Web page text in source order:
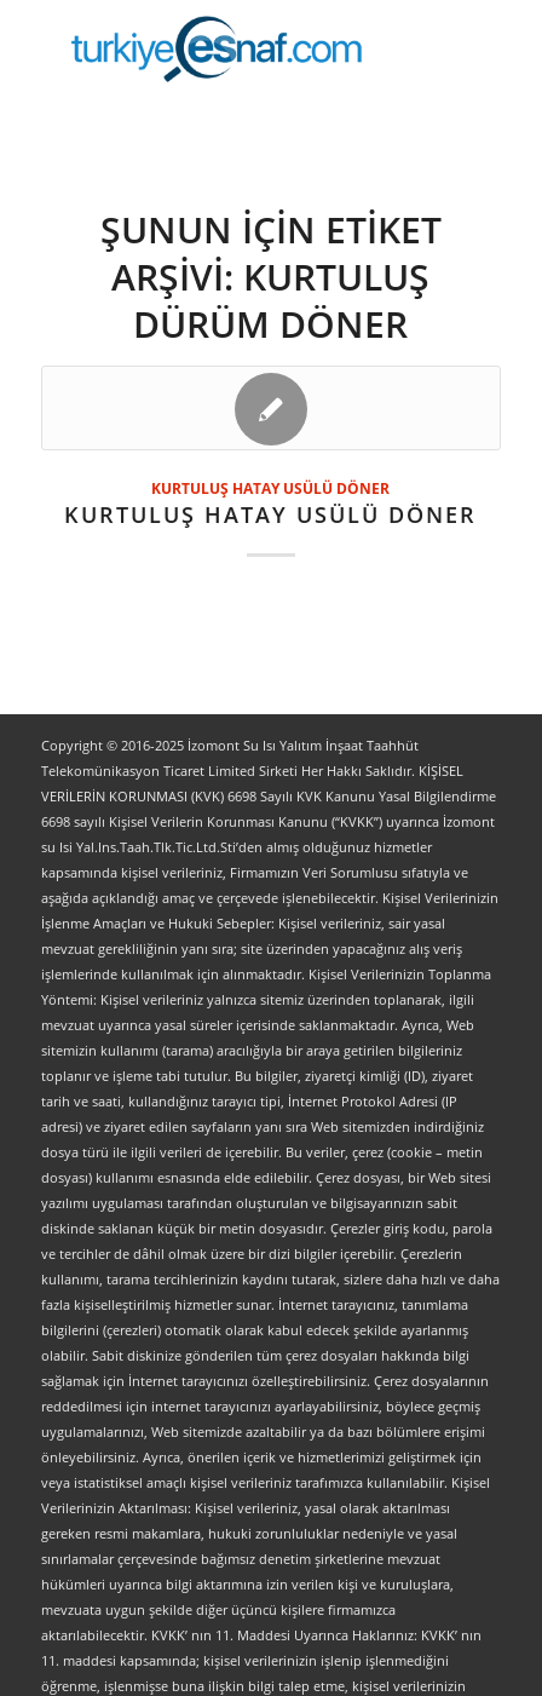
ŞUNUN IÇIN ETIKET
ARŞIVI: KURTULUŞ
DÜRÜM DÖNER
KURTULUŞ HATAY USÜLÜ DÖNER
KURTULUŞ HATAY USÜLÜ DÖNER
Copyright © 2016-2025 İzomont Su Isı Yalıtım İnşaat Taahhüt
Telekomünikasyon Ticaret Limited Sirketi Her Hakkı Saklıdır. KİŞİSEL
VERİLERİN KORUNMASI (KVK) 6698 Sayılı KVK Kanunu Yasal Bilgilendirme
6698 sayılı Kişisel Verilerin Korunması Kanunu (“KVKK”) uyarınca İzomont
su Isi Yal.Ins.Taah.Tlk.Tic.Ltd.Sti’den almış olduğunuz hizmetler
kapsamında kişisel verileriniz, Firmamızın Veri Sorumlusu sıfatıyla ve
aşağıda açıklandığı amaç ve çerçevede işlenebilecektir. Kişisel Verilerinizin
İşlenme Amaçları ve Hukuki Sebepler: Kişisel verileriniz, sair yasal
mevzuat gerekliliğinin yanı sıra; site üzerinden yapacağınız alış veriş
işlemlerinde kullanılmak için alınmaktadır. Kişisel Verilerinizin Toplanma
Yöntemi: Kişisel verileriniz yalnızca sitemiz üzerinden toplanarak, ilgili
mevzuat uyarınca yasal süreler içerisinde saklanmaktadır. Ayrıca, Web
sitemizin kullanımı (tarama) aracılığıyla bir araya getirilen bilgileriniz
toplanır ve işleme tabi tutulur. Bu bilgiler, ziyaretçi kimliği (ID), ziyaret
tarih ve saati, kullandığınız tarayıcı tipi, İnternet Protokol Adresi (IP
adresi) ve ziyaret edilen sayfaların yanı sıra Web sitemizden indirdiğiniz
dosya türü ile ilgili verileri de içerebilir. Bu veriler, çerez (cookie – metin
dosyası) kullanımı esnasında elde edilebilir. Çerez dosyası, bir Web sitesi
yazılımı uygulaması tarafından oluşturulan ve bilgisayarınızın sabit
diskinde saklanan küçük bir metin dosyasıdır. Çerezler giriş kodu, parola
ve tercihler de dâhil olmak üzere bir dizi bilgiler içerebilir. Çerezlerin
kullanımı, tarama tercihlerinizin kaydını tutarak, sizlere daha hızlı ve daha
fazla kişiselleştirilmiş hizmetler sunar. İnternet tarayıcınız, tanımlama
bilgilerini (çerezleri) otomatik olarak kabul edecek şekilde ayarlanmış
olabilir. Sabit diskinize gönderilen tüm çerez dosyaları hakkında bilgi
sağlamak için İnternet tarayıcınızı özelleştirebilirsiniz. Çerez dosyalarının
reddedilmesi için internet tarayıcınızı ayarlayabilirsiniz, böylece geçmiş
uygulamalarınızı, Web sitemizde azaltabilir ya da bazı bölümlere erişimi
önleyebilirsiniz. Ayrıca, önerilen içerik ve hizmetlerimizi geliştirmek için
veya istatistiksel amaçlı kişisel verileriniz tarafımızca kullanılabilir. Kişisel
Verilerinizin Aktarılması: Kişisel verileriniz, yasal olarak aktarılması
gereken resmi makamlara, hukuki zorunluluklar nedeniyle ve yasal
sınırlamalar çerçevesinde bağımsız denetim şirketlerine mevzuat
hükümleri uyarınca bilgi aktarımına izin verilen kişi ve kuruluşlara,
mevzuata uygun şekilde diğer üçüncü kişilere firmamızca
aktarılabilecektir. KVKK’ nın 11. Maddesi Uyarınca Haklarınız: KVKK’ nın
11. maddesi kapsamında; kişisel verilerinizin işlenip işlenmediğini
öğrenme, işlenmişse buna ilişkin bilgi talep etme, kişisel verilerinizin